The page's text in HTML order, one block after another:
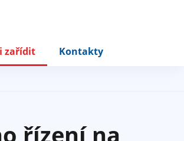
zařídit Kontakty
řízení na